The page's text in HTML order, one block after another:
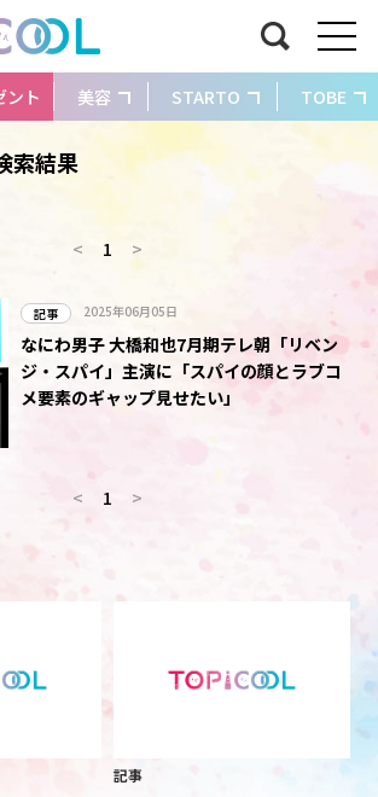
ント 美容 STARTO TOBE
索結果
< 1 >
記事 2025年06月05日
なにわ男子 大橋和也7月期テレ朝「リベン
ジ・スパイ」主演に「スパイの顔とラブコ
メ要素のギャップ見せたい」
< 1 >
記事